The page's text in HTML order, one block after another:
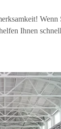
Wenn
Ihnen